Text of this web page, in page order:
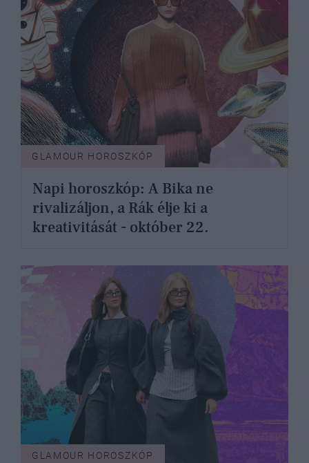
GLAMOUR HOROSZKÓP
Napi horoszkóp: A Bika ne
rivalizáljon, a Rák élje ki a
kreativitását - október 22.
GLAMOUR HOROSZKÓP